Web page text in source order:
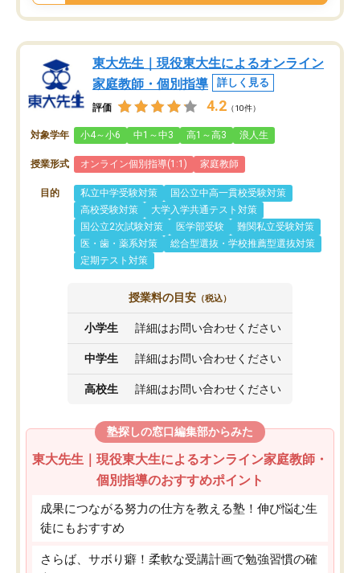
東大先生｜現役東大生によるオンライン
家庭教師・個別指導
詳しく見る
評価 4.2 （10件）
対象学年 小4～小6 中1～中3 高1～高3 浪人生
授業形式 オンライン個別指導(1:1) 家庭教師
目的 私立中学受験対策
国公立中高一貫校受験対策
高校受験対策
大学入学共通テスト対策
国公立2次試験対策
医学部受験
難関私立受験対策
医・歯・薬系対策
総合型選抜・学校推薦型選抜対策
定期テスト対策
授業料の目安 （税込）
小学生 詳細はお問い合わせください
中学生 詳細はお問い合わせください
高校生 詳細はお問い合わせください
塾探しの窓口編集部からみた
東大先生｜現役東大生によるオンライン家庭教師・
個別指導のおすすめポイント
成果につながる努力の仕方を教える塾！伸び悩む生
徒にもおすすめ
さらば、サボり癖！柔軟な受講計画で勉強習慣の確